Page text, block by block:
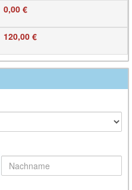
0,00 €
120,00 €